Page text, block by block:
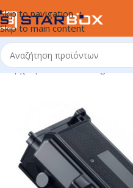
Skip to navigation
Skip to main content
Αρχική σελίδα/uncategorized